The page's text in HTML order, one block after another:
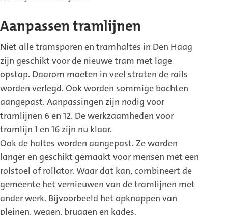
Aanpassen tramlijnen
Niet alle tramsporen en tramhaltes in Den Haag
zijn geschikt voor de nieuwe tram met lage
opstap. Daarom moeten in veel straten de rails
worden verlegd. Ook worden sommige bochten
aangepast. Aanpassingen zijn nodig voor
tramlijnen 6 en 12. De werkzaamheden voor
tramlijn 1 en 16 zijn nu klaar.
Ook de haltes worden aangepast. Ze worden
langer en geschikt gemaakt voor mensen met een
rolstoel of rollator. Waar dat kan, combineert de
gemeente het vernieuwen van de tramlijnen met
ander werk. Bijvoorbeeld het opknappen van
pleinen, wegen, bruggen en kades.